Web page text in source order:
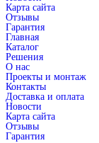
Карта сайта
Отзывы
Гарантия
Главная
Каталог
Решения
О нас
Проекты и монтаж
Контакты
Доставка и оплата
Новости
Карта сайта
Отзывы
Гарантия